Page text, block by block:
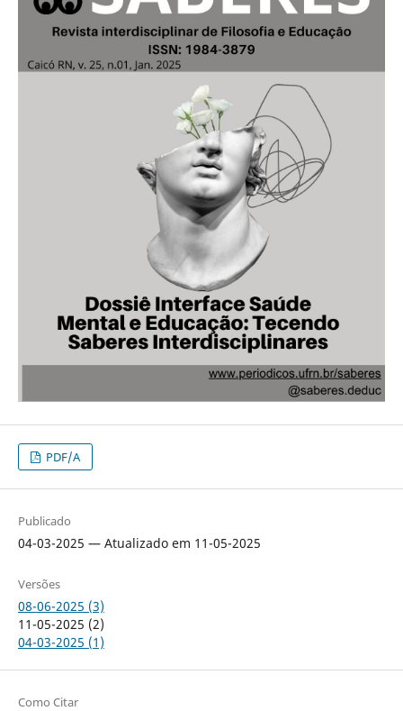
PDF/A
Publicado
04-03-2025 — Atualizado em 11-05-2025
Versões
08-06-2025 (3)
11-05-2025 (2)
04-03-2025 (1)
Como Citar